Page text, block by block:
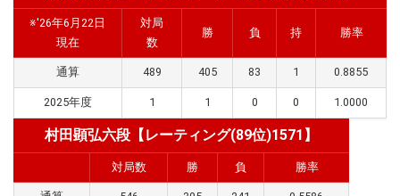
※'26年6月22日
現在
対局
数
勝 負 持 勝率
通算 489 405 83 1 0.8855
2025年度 1 1 0 0 1.0000
村田顕弘六段【レーティング(89位)1571】
対局数 勝 負 勝率